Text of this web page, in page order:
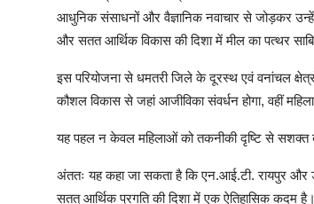
आधुनिक संसाधनों और वैज्ञानिक नवाचार से जोड़कर उन्हें
और सतत आर्थिक विकास की दिशा में मील का पत्थर
इस परियोजना से धमतरी जिले के दूरस्थ एवं वनांचल
कौशल विकास से जहां आजीविका संवर्धन होगा, वहीं
यह पहल न केवल महिलाओं को तकनीकी दृष्टि से सशक्त
अंततः यह कहा जा सकता है कि एन.आई.टी. रायपुर
सतत् आर्थिक प्रगति की दिशा में एक ऐतिहासिक कदम